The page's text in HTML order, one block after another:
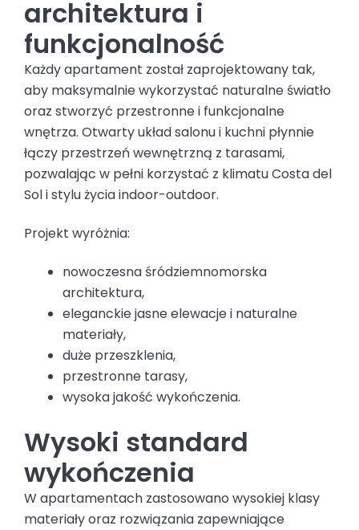
architektura i
funkcjonalność
Każdy apartament został zaprojektowany tak,
aby maksymalnie wykorzystać naturalne światło
oraz stworzyć przestronne i funkcjonalne
wnętrza. Otwarty układ salonu i kuchni płynnie
łączy przestrzeń wewnętrzną z tarasami,
pozwalając w pełni korzystać z klimatu Costa del
Sol i stylu życia indoor-outdoor.
Projekt wyróżnia:
nowoczesna śródziemnomorska
architektura,
eleganckie jasne elewacje i naturalne
materiały,
duże przeszklenia,
przestronne tarasy,
wysoka jakość wykończenia.
Wysoki standard
wykończenia
W apartamentach zastosowano wysokiej klasy
materiały oraz rozwiązania zapewniające